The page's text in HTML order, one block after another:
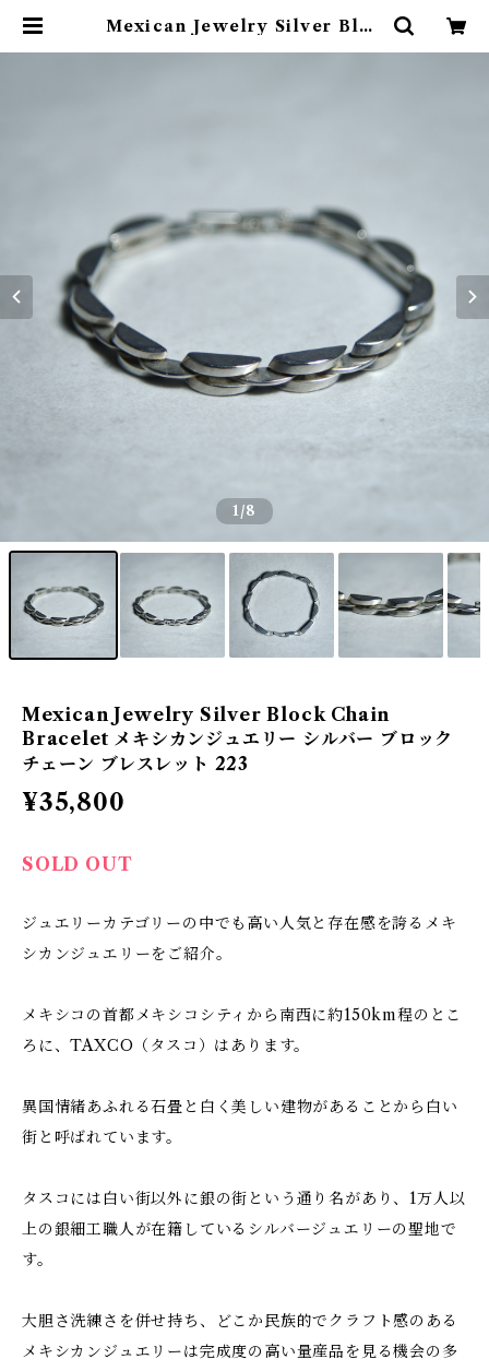
Mexican Jewelry Silver Bloc
1/8
Mexican Jewelry Silver Block Chain
Bracelet メキシカンジュエリー シルバー ブロック
チェーン ブレスレット 223
¥35,800
SOLD OUT
ジュエリーカテゴリーの中でも高い人気と存在感を誇るメキ
シカンジュエリーをご紹介。
メキシコの首都メキシコシティから南西に約150km程のとこ
ろに、TAXCO（タスコ）はあります。
異国情緒あふれる石畳と白く美しい建物があることから白い
街と呼ばれています。
タスコには白い街以外に銀の街という通り名があり、1万人以
上の銀細工職人が在籍しているシルバージュエリーの聖地で
す。
大胆さ洗練さを併せ持ち、どこか民族的でクラフト感のある
メキシカンジュエリーは完成度の高い量産品を見る機会の多